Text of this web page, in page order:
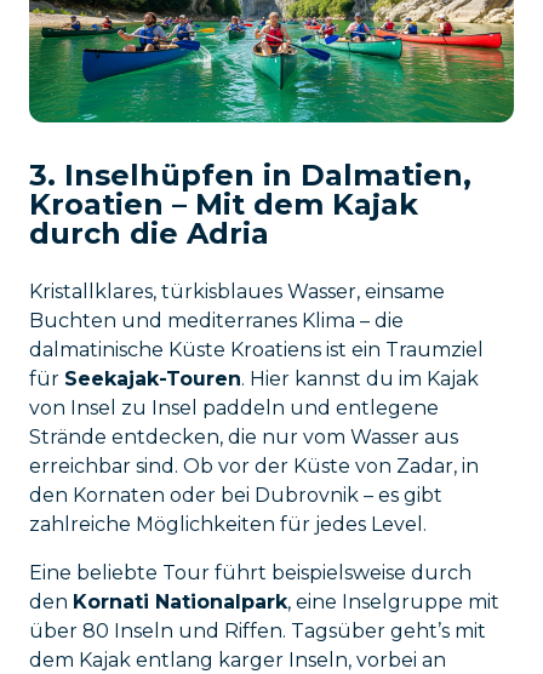
3. Inselhüpfen in Dalmatien,
Kroatien – Mit dem Kajak
durch die Adria
Kristallklares, türkisblaues Wasser, einsame
Buchten und mediterranes Klima – die
dalmatinische Küste Kroatiens ist ein Traumziel
für Seekajak-Touren. Hier kannst du im Kajak
von Insel zu Insel paddeln und entlegene
Strände entdecken, die nur vom Wasser aus
erreichbar sind. Ob vor der Küste von Zadar, in
den Kornaten oder bei Dubrovnik – es gibt
zahlreiche Möglichkeiten für jedes Level.
Eine beliebte Tour führt beispielsweise durch
den Kornati Nationalpark, eine Inselgruppe mit
über 80 Inseln und Riffen. Tagsüber geht’s mit
dem Kajak entlang karger Inseln, vorbei an